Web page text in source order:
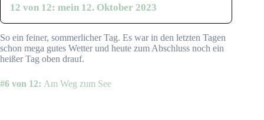
12 von 12: mein 12. Oktober 2023
So ein feiner, sommerlicher Tag. Es war in den letzten Tagen
schon mega gutes Wetter und heute zum Abschluss noch ein
heißer Tag oben drauf.
#6 von 12: Am Weg zum See